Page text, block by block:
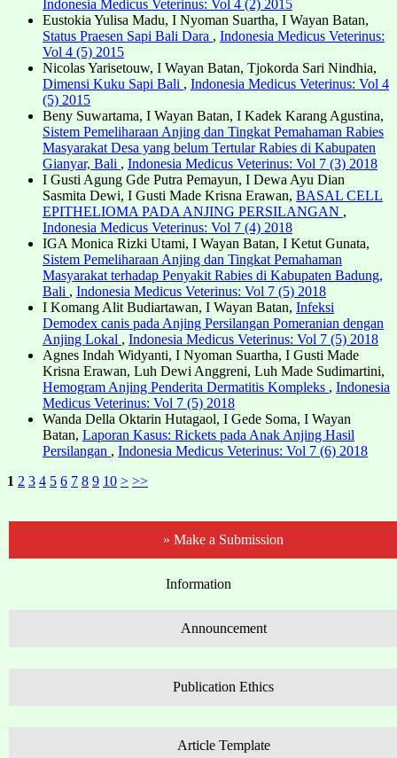
Indonesia Medicus Veterinus: Vol 4 (2) 2015
Eustokia Yulisa Madu, I Nyoman Suartha, I Wayan Batan,
Status Praesen Sapi Bali Dara , Indonesia Medicus Veterinus:
Vol 4 (5) 2015
Nicolas Yarisetouw, I Wayan Batan, Tjokorda Sari Nindhia,
Dimensi Kuku Sapi Bali , Indonesia Medicus Veterinus: Vol 4
(5) 2015
Beny Suwartama, I Wayan Batan, I Kadek Karang Agustina,
Sistem Pemeliharaan Anjing dan Tingkat Pemahaman Rabies
Masyarakat Desa yang belum Tertular Rabies di Kabupaten
Gianyar, Bali , Indonesia Medicus Veterinus: Vol 7 (3) 2018
I Gusti Agung Gde Putra Pemayun, I Dewa Ayu Dian
Sasmita Dewi, I Gusti Made Krisna Erawan, BASAL CELL
EPITHELIOMA PADA ANJING PERSILANGAN ,
Indonesia Medicus Veterinus: Vol 7 (4) 2018
IGA Monica Rizki Utami, I Wayan Batan, I Ketut Gunata,
Sistem Pemeliharaan Anjing dan Tingkat Pemahaman
Masyarakat terhadap Penyakit Rabies di Kabupaten Badung,
Bali , Indonesia Medicus Veterinus: Vol 7 (5) 2018
I Komang Alit Budiartawan, I Wayan Batan, Infeksi
Demodex canis pada Anjing Persilangan Pomeranian dengan
Anjing Lokal , Indonesia Medicus Veterinus: Vol 7 (5) 2018
Agnes Indah Widyanti, I Nyoman Suartha, I Gusti Made
Krisna Erawan, Luh Dewi Anggreni, Luh Made Sudimartini,
Hemogram Anjing Penderita Dermatitis Kompleks , Indonesia
Medicus Veterinus: Vol 7 (5) 2018
Wanda Della Oktarin Hutagaol, I Gede Soma, I Wayan
Batan, Laporan Kasus: Rickets pada Anak Anjing Hasil
Persilangan , Indonesia Medicus Veterinus: Vol 7 (6) 2018
1 2 3 4 5 6 7 8 9 10 > >>
» Make a Submission
Information
Announcement
Publication Ethics
Article Template